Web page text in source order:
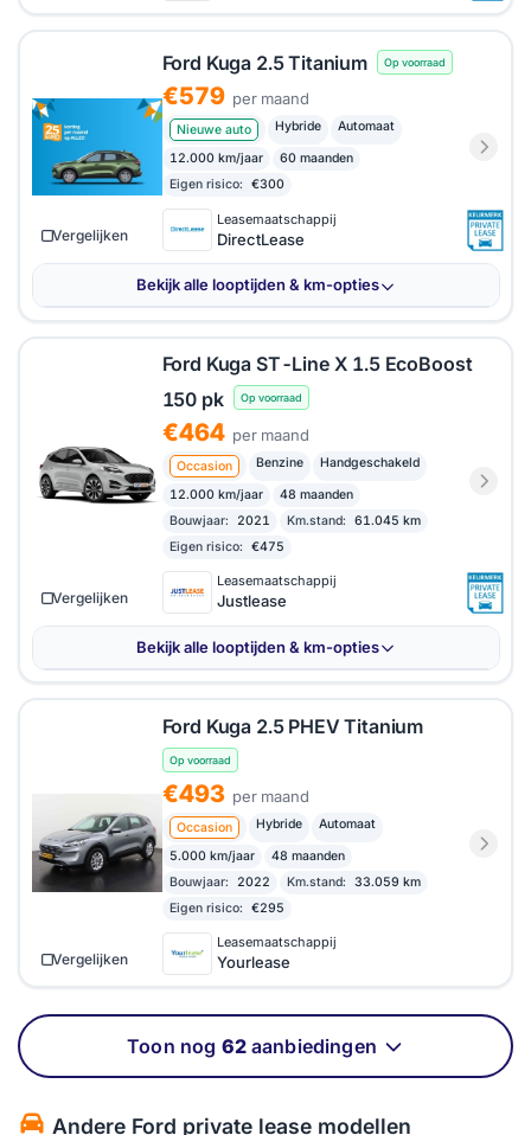
Ford Kuga 2.5 Titanium Op voorraad
€579 per maand
Nieuwe auto Hybride Automaat
12.000 km/jaar
60 maanden
Eigen risico:
€300
Leasemaatschappij
DirectLease
Vergelijken
Bekijk alle looptijden & km-opties
Ford Kuga ST-Line X 1.5 EcoBoost
150 pk
Op voorraad
€464 per maand
Occasion Benzine Handgeschakeld
12.000 km/jaar
48 maanden
Bouwjaar:
2021 Km.stand:
61.045 km
Eigen risico:
€475
Leasemaatschappij
Justlease
Vergelijken
Bekijk alle looptijden & km-opties
Ford Kuga 2.5 PHEV Titanium
Op voorraad
€493 per maand
Occasion Hybride Automaat
5.000 km/jaar
48 maanden
Bouwjaar:
2022 Km.stand:
33.059 km
Eigen risico:
€295
Leasemaatschappij
Yourlease
Vergelijken
Toon nog 62aanbiedingen
Andere Ford private lease modellen